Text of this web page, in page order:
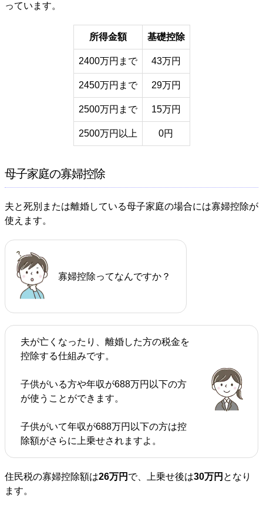
っています。
所得金額 基礎控除
2400万円まで 43万円
2450万円まで 29万円
2500万円まで 15万円
2500万円以上 0円
母子家庭の寡婦控除
夫と死別または離婚している母子家庭の場合には寡婦控除が
使えます。
寡婦控除ってなんですか？
夫が亡くなったり、離婚した方の税金を
控除する仕組みです。
子供がいる方や年収が688万円以下の方
が使うことができます。
子供がいて年収が688万円以下の方は控
除額がさらに上乗せされますよ。
住民税の寡婦控除額は26万円 で、上乗せ後は30万円 となり
ます。